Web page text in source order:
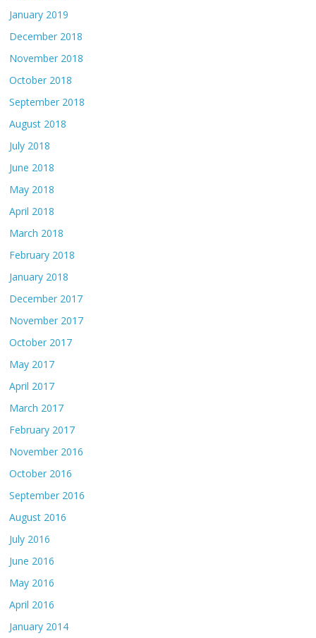
January 2019
December 2018
November 2018
October 2018
September 2018
August 2018
July 2018
June 2018
May 2018
April 2018
March 2018
February 2018
January 2018
December 2017
November 2017
October 2017
May 2017
April 2017
March 2017
February 2017
November 2016
October 2016
September 2016
August 2016
July 2016
June 2016
May 2016
April 2016
January 2014